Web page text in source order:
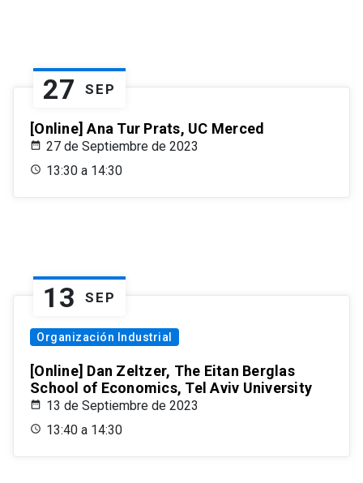
27 SEP
[Online] Ana Tur Prats, UC Merced
27 de Septiembre de 2023
13:30 a 14:30
13 SEP
Organización Industrial
[Online] Dan Zeltzer, The Eitan Berglas
School of Economics, Tel Aviv University
13 de Septiembre de 2023
13:40 a 14:30